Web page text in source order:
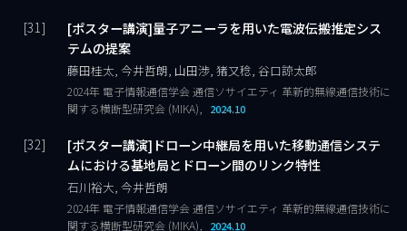
[ポスター講演]量子アニーラを用いた電波伝搬推定シス
テムの提案
藤田桂太, 今井哲朗, 山田渉, 猪又稔, 谷口諒太郎
2024年 電子情報通信学会 通信ソサイエティ 革新的無線通信技術に
関する横断型研究会 (MIKA),
2024.10
[ポスター講演]ドローン中継局を用いた移動通信システ
ムにおける基地局とドローン間のリンク特性
石川裕大, 今井哲朗
2024年 電子情報通信学会 通信ソサイエティ 革新的無線通信技術に
関する横断型研究会 (MIKA),
2024.10